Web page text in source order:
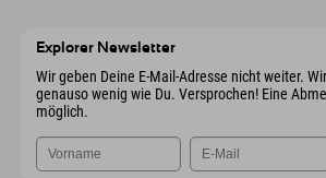
Explorer Newsletter
Wir geben Deine E-Mail-Adresse nicht weiter.
genauso wenig wie Du. Versprochen! Eine
möglich.